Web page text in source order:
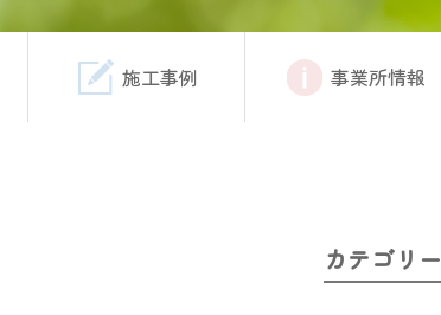
施工事例 事業所情報
カテゴリー